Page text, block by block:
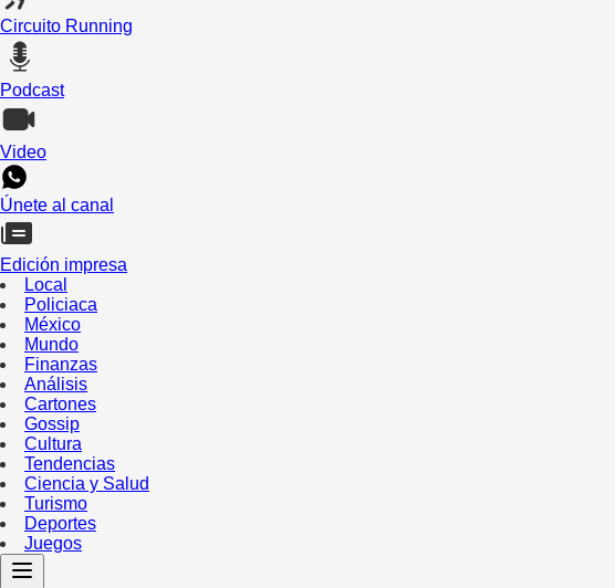
Circuito Running
Podcast
Video
Únete al canal
Edición impresa
Local
Policiaca
México
Mundo
Finanzas
Análisis
Cartones
Gossip
Cultura
Tendencias
Ciencia y Salud
Turismo
Deportes
Juegos